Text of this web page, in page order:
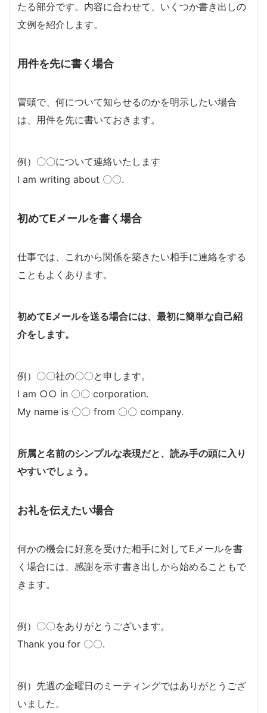
たる部分です。内容に合わせて、いくつか書き出しの
文例を紹介します。
用件を先に書く場合
冒頭で、何について知らせるのかを明示したい場合
は、用件を先に書いておきます。
例）〇〇について連絡いたします
I am writing about 〇〇.
初めてEメールを書く場合
仕事では、これから関係を築きたい相手に連絡をする
こともよくあります。
初めてEメールを送る場合には、最初に簡単な自己紹
介をします。
例）〇〇社の〇〇と申します。
I am ○○ in 〇〇 corporation.
My name is 〇〇 from 〇〇 company.
所属と名前のシンプルな表現だと、読み手の頭に入り
やすいでしょう。
お礼を伝えたい場合
何かの機会に好意を受けた相手に対してEメールを書
く場合には、感謝を示す書き出しから始めることもで
きます。
例）〇〇をありがとうございます。
Thank you for 〇〇.
例）先週の金曜日のミーティングではありがとうござ
いました。